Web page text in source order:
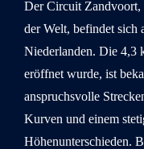
Der Circuit Zandvoort,
der Welt, befindet sich
Niederlanden. Die 4,3
eröffnet wurde, ist
anspruchsvolle
Kurven und einem
Höhenunterschieden.